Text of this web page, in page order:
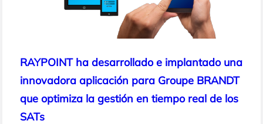
RAYPOINT ha desarrollado e implantado una
innovadora aplicación para Groupe BRANDT
que optimiza la gestión en tiempo real de los
SATs